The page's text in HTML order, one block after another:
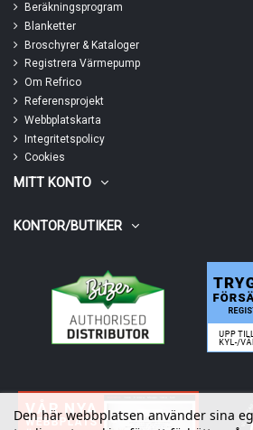
Beräkningsprogram
Blanketter
Broschyrer & Kataloger
Registrera Värmepump
Om Refrico
Referensprojekt
Webbplatskarta
Integritetspolicy
Cookies
MITT KONTO
KONTOR/BUTIKER
Den här webbplatsen använder sina